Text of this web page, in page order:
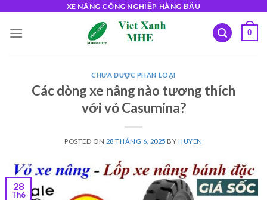
content
XE NÂNG CÔNG NGHIỆP HÀNG ĐẦU
0
CHƯA ĐƯỢC PHÂN LOẠI
Các dòng xe nâng nào tương thích
với vỏ Casumina?
POSTED ON 28 THÁNG 6, 2025 BY HUYEN
28
Th6